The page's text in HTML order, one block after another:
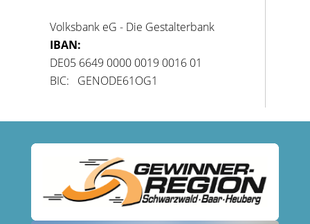
Volksbank eG - Die Gestalterbank
IBAN:
DE05 6649 0000 0019 0016 01
BIC: GENODE61OG1